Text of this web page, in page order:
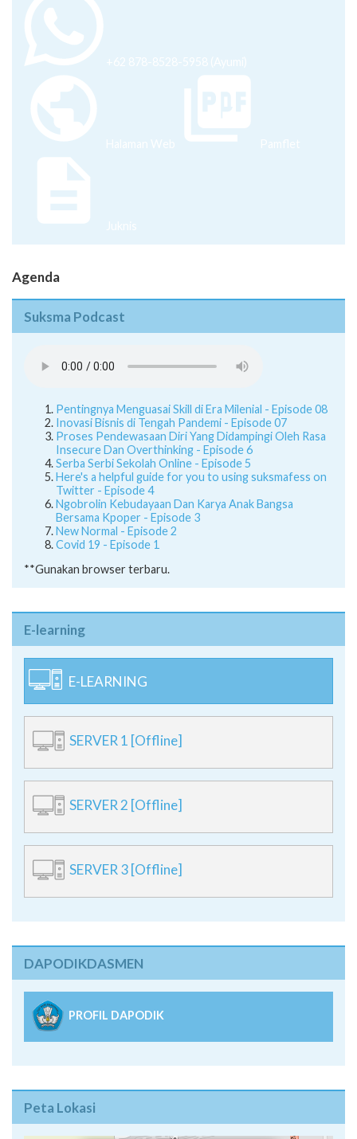
+62 878-8528-5958 (Ayumi)
Halaman Web Pamflet
Juknis
Agenda
Suksma Podcast
Pentingnya Menguasai Skill di Era Milenial - Episode 08
Inovasi Bisnis di Tengah Pandemi - Episode 07
Proses Pendewasaan Diri Yang Didampingi Oleh Rasa
Insecure Dan Overthinking - Episode 6
Serba Serbi Sekolah Online - Episode 5
Here's a helpful guide for you to using suksmafess on
Twitter - Episode 4
Ngobrolin Kebudayaan Dan Karya Anak Bangsa
Bersama Kpoper - Episode 3
New Normal - Episode 2
Covid 19 - Episode 1
**Gunakan browser terbaru.
E-learning
E-LEARNING
SERVER 1 [Offline]
SERVER 2 [Offline]
SERVER 3 [Offline]
DAPODIKDASMEN
PROFIL DAPODIK
Peta Lokasi